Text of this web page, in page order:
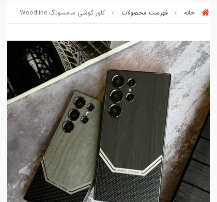
خانه فهرست محصولات کاور گوشی سامسونگ Woodline